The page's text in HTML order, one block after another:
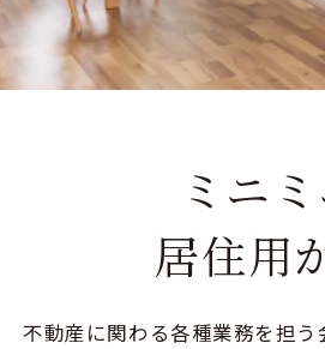
ミニ
居住用
不動産に関わる各種業務を担